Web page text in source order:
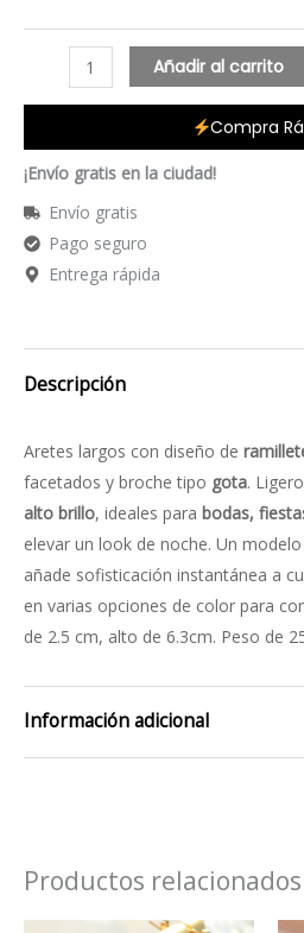
Añadir al carrito
Compra
¡Envío gratis en la ciudad!
Envío gratis
Pago seguro
Entrega rápida
Descripción
Aretes largos con diseño de
facetados y broche tipo gota.
alto brillo, ideales para bodas,
elevar un look de noche. Un modelo
añade sofisticación instantánea a
en varias opciones de color para
de 2.5 cm, alto de 6.3cm. Peso de
Información adicional
Productos relacionados